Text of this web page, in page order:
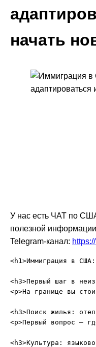
начать
У нас есть ЧАТ по
полезной
Telegram-канал:
<h1>Иммиграция в
<h3>Первый шаг в
<p>На границе вы
<h3>Поиск жилья:
<p>Первый вопрос —
<h3>Культура: